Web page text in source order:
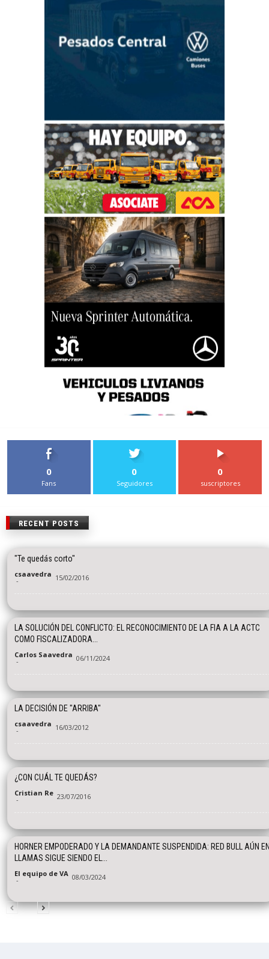
0
Fans
0
Seguidores
0
suscriptores
RECENT POSTS
"Te quedás corto"
csaavedra
- 15/02/2016
LA SOLUCIÓN DEL CONFLICTO: EL RECONOCIMIENTO DE LA FIA A LA ACTC
COMO FISCALIZADORA...
Carlos Saavedra
- 06/11/2024
LA DECISIÓN DE "ARRIBA"
csaavedra
- 16/03/2012
¿CON CUÁL TE QUEDÁS?
Cristian Re
- 23/07/2016
HORNER EMPODERADO Y LA DEMANDANTE SUSPENDIDA: RED BULL AÚN
LLAMAS SIGUE SIENDO EL...
El equipo de VA
- 08/03/2024